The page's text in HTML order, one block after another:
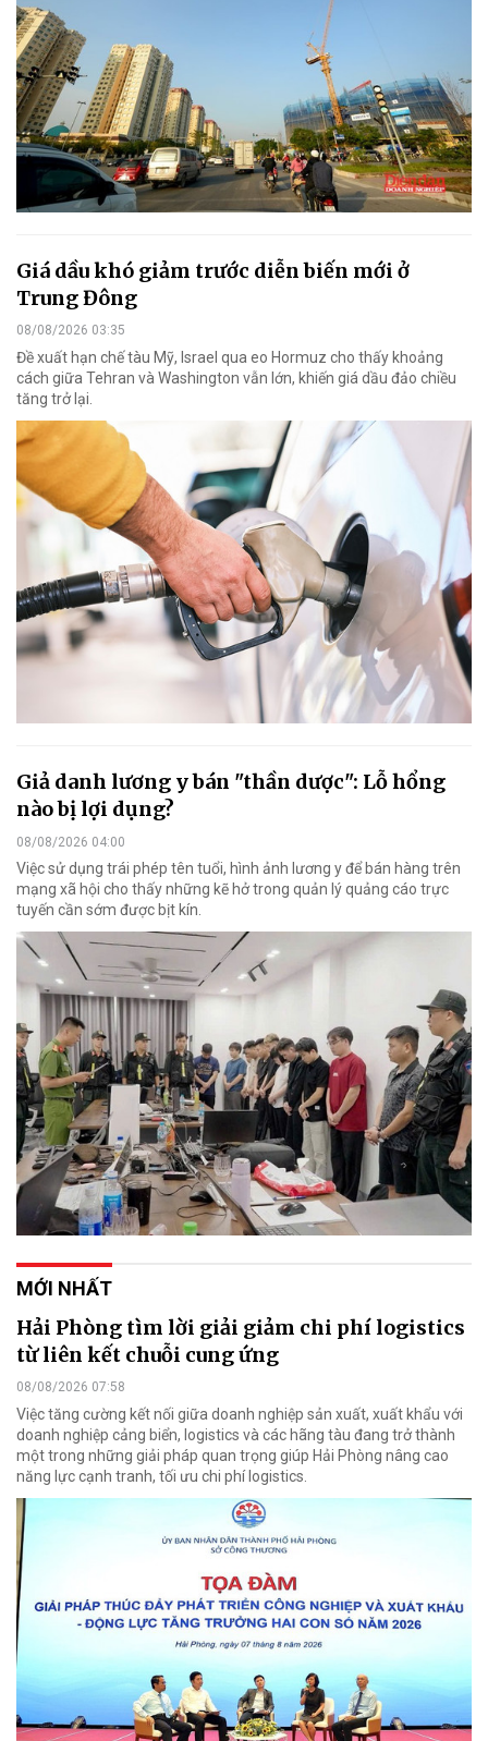
Giá dầu khó giảm trước diễn biến mới ở
Trung Đông
08/08/2026 03:35
Đề xuất hạn chế tàu Mỹ, Israel qua eo Hormuz cho thấy khoảng
cách giữa Tehran và Washington vẫn lớn, khiến giá dầu đảo chiều
tăng trở lại.
Giả danh lương y bán "thần dược": Lỗ hổng
nào bị lợi dụng?
08/08/2026 04:00
Việc sử dụng trái phép tên tuổi, hình ảnh lương y để bán hàng trên
mạng xã hội cho thấy những kẽ hở trong quản lý quảng cáo trực
tuyến cần sớm được bịt kín.
MỚI NHẤT
Hải Phòng tìm lời giải giảm chi phí logistics
từ liên kết chuỗi cung ứng
08/08/2026 07:58
Việc tăng cường kết nối giữa doanh nghiệp sản xuất, xuất khẩu với
doanh nghiệp cảng biển, logistics và các hãng tàu đang trở thành
một trong những giải pháp quan trọng giúp Hải Phòng nâng cao
năng lực cạnh tranh, tối ưu chi phí logistics.